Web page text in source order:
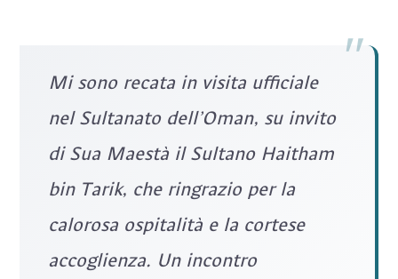
Mi sono recata in visita ufficiale
nel Sultanato dell’Oman, su invito
di Sua Maestà il Sultano Haitham
bin Tarik, che ringrazio per la
calorosa ospitalità e la cortese
accoglienza. Un incontro